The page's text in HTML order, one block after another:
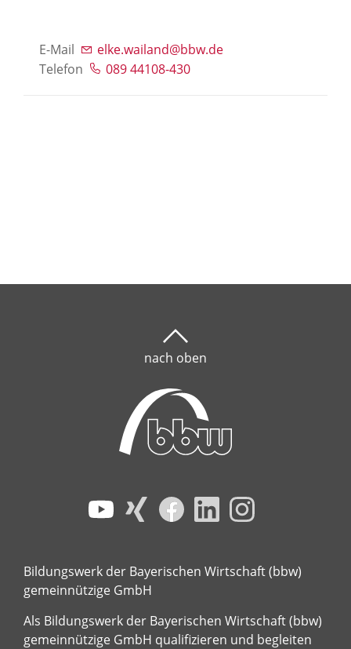
E-Mail
elke.wailand@bbw.de
Telefon
089 44108-430
nach oben
Bildungswerk der Bayerischen Wirtschaft (bbw)
gemeinnützige GmbH
Als Bildungswerk der Bayerischen Wirtschaft (bbw)
gemeinnützige GmbH qualifizieren und begleiten